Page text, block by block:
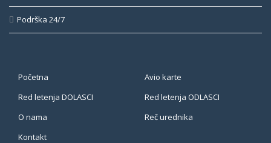
Podrška 24/7
Početna
Avio karte
Red letenja DOLASCI
Red letenja ODLASCI
O nama
Reč urednika
Kontakt